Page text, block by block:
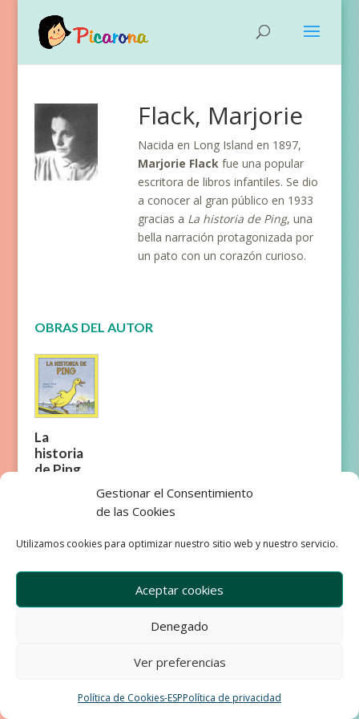
Gestionar el Consentimiento
de las Cookies
Utilizamos cookies para optimizar nuestro sitio web y nuestro servicio.
Aceptar cookies
Denegado
Ver preferencias
Política de Cookies-ESPPolítica de privacidad
Flack, Marjorie
Nacida en Long Island en 1897,
Marjorie Flack fue una popular
escritora de libros infantiles. Se dio
a conocer al gran público en 1933
gracias a La historia de Ping, una
bella narración protagonizada por
un pato con un corazón curioso.
OBRAS DEL AUTOR
La
historia
de Ping
Empresa
Aviso Legal
Condiciones de Venta
Política de privacidad
Política de Cookies
Development & Design by Ixole